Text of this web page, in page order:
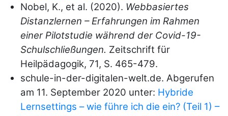
Nobel, K., et al. (2020). Webbasiertes
Distanzlernen – Erfahrungen im Rahmen
einer Pilotstudie während der Covid-19-
Schulschließungen. Zeitschrift für
Heilpädagogik, 71, S. 465-479.
schule-in-der-digitalen-welt.de. Abgerufen
am 11. September 2020 unter: Hybride
Lernsettings – wie führe ich die ein? (Teil 1) –